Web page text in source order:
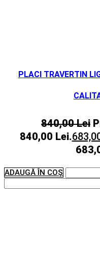
PLACI TRAVERTIN
840,00Lei
840,00 Lei.
ADAUGĂ ÎN COȘ